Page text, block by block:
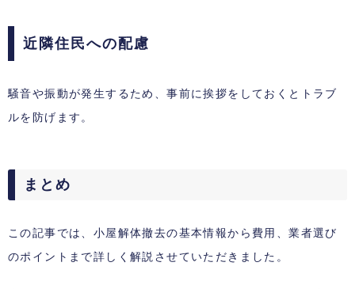
近隣住民への配慮
騒音や振動が発生するため、事前に挨拶をしておくとトラブ
ルを防げます。
まとめ
この記事では、小屋解体撤去の基本情報から費用、業者選び
のポイントまで詳しく解説させていただきました。